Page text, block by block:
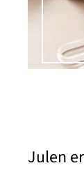
Julen